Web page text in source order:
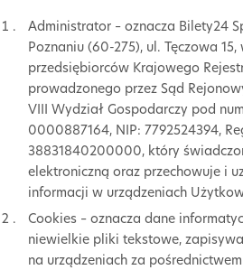
Administrator – oznacza Bilety24
Poznaniu (60-275), ul. Tęczowa
przedsiębiorców Krajowego
prowadzonego przez Sąd
VIII Wydział Gospodarczy pod
0000887164, NIP: 7792524394,
38831840200000, który
elektroniczną oraz przechowuje i
informacji w urządzeniach
Cookies – oznacza dane
niewielkie pliki tekstowe,
na urządzeniach za